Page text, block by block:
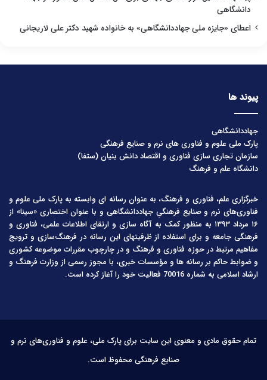
دانشگاهی
اعطای «جایزه ملی جهاددانشگاهی» به خانواده شهید دکتر علی لاریجانی
پیوند ها
جهاددانشگاهی
پارک ملی علوم و فناوری های نرم و صنایع فرهنگی
سازمان تجاری سازی فناوری و اقتصاد دانش بنیان (ستفا)
دانشگاه علم و فرهنگ
خبرگزاری علم، فناوری و فرهنگ، به عنوان رسانه ای وابسته به پارک ملی علوم و
فناوری‌های نرم و صنایع فرهنگیِ جهاددانشگاهی و با عنوان اختصاری «سینا» از
۱۶ مرداد ۱۳۹۳ به منظور کمک به آگاه سازی و ارتقای اطلاعات علمی، فناوری و
فرهنگی جامعه و برای استفاده از ظرفیتهای این رسانه در فرهنگ‌سازی و ترویج
مفاهیم مرتبط در حوزه فناوری و فرهنگ و در چارچوب مقررات موضوعه کشوری
و ضوابط حاکم بر رسانه ها و مؤسسات خبری، با مجوز رسمی از وزارت فرهنگ و
ارشاد اسلامی به شماره 70016 فعالیت خود را آغاز کرده است.
تمام حقوق مادی و معنوی این سایت برای پارک ملی، علوم و فناوری‌های نرم و
صنایع فرهنگی محفوظ است.